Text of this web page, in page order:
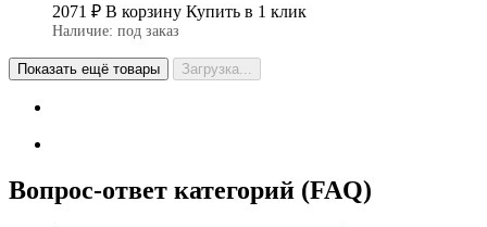
2071 ₽ В корзину Купить в 1 клик
Наличие: под заказ
Показать ещё товары Загрузка...
Вопрос-ответ категорий (FAQ)